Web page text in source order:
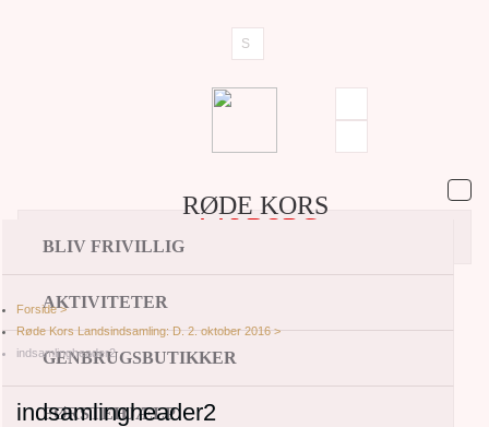
RØDE KORS
AALBORG
BLIV FRIVILLIG
AKTIVITETER
GENBRUGSBUTIKKER
FØRSTEHJÆLP
Forside >
Røde Kors Landsindsamling: D. 2. oktober 2016 >
indsamlingheader2
indsamlingheader2